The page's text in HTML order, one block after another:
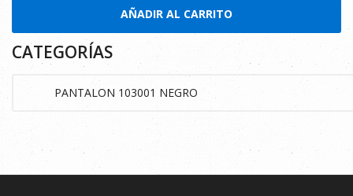
AÑADIR AL CARRITO
CATEGORÍAS